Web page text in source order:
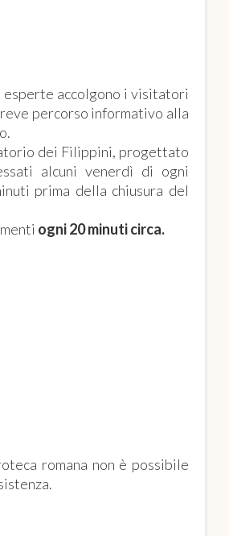
esperte accolgono i visitatori
percorso informativo alla
dei Filippini, progettato
alcuni venerdì di ogni
prima della chiusura del
ogni 20 minuti circa.
romana non è possibile